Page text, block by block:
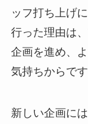
ッフ打ち上げ
行った理由は
企画を進め、
気持ちからです
新しい企画に